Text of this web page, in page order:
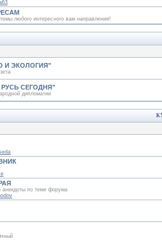
любого интересного вам направления!
И ЭКОЛОГИЯ"
РУСЬ СЕГОДНЯ"
дипломатии
анекдоты по теме форума